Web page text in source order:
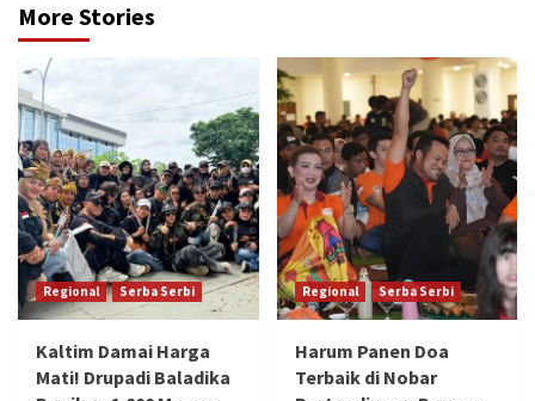
More Stories
Regional Serba Serbi
Kaltim Damai Harga
Mati! Drupadi Baladika
Regional Serba Serbi
Harum Panen Doa
Terbaik di Nobar